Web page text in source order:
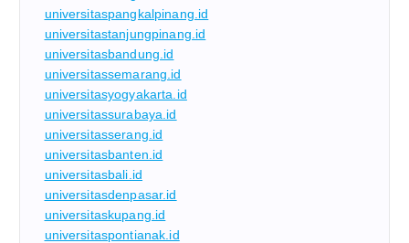
universitaspangkalpinang.id
universitastanjungpinang.id
universitasbandung.id
universitassemarang.id
universitasyogyakarta.id
universitassurabaya.id
universitasserang.id
universitasbanten.id
universitasbali.id
universitasdenpasar.id
universitaskupang.id
universitaspontianak.id